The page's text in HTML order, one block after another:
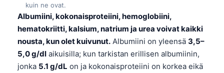
kuin ne ovat.
Albumiini, kokonaisproteiini, hemoglobiini,
hematokriitti, kalsium, natrium ja urea voivat kaikki
nousta, kun olet kuivunut. Albumiini on yleensä 3,5–
5,0 g/dl aikuisilla; kun tarkistan erillisen albumiinin,
jonka 5.1 g/dL on ja kokonaisproteiini on korkea eikä